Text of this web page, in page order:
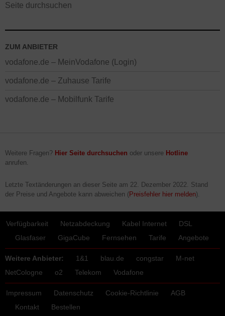
Seite durchsuchen
ZUM ANBIETER
vodafone.de – MeinVodafone (Login)
vodafone.de – Zuhause Tarife
vodafone.de – Mobilfunk Tarife
Weitere Fragen? Hier Seite durchsuchen oder unsere Hotline
anrufen.
Letzte Textänderungen an dieser Seite am 22. Dezember 2022. Stand
der Preise und Angebote kann abweichen (Preisfehler hier melden).
Verfügbarkeit Netzabdeckung Kabel Internet
DSL
Glasfaser
GigaCube Fernsehen Tarife Angebote
Weitere Anbieter: 1&1 blau.de congstar
M-net
NetCologne
o2 Telekom Vodafone
Impressum Datenschutz Cookie-Richtlinie
AGB
Kontakt
Bestellen